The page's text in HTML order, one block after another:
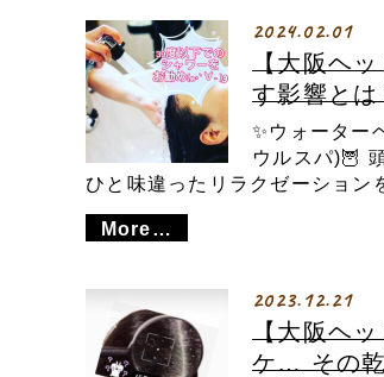
2024.02.01
【大阪ヘ
す影響と
✨ウォーター
ウルスパ)🦉
ひと味違ったリラクゼーショ
More…
2023.12.21
【大阪ヘ
ケ… その